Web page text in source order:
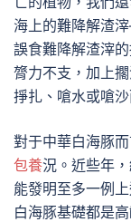
海上的難降解渣
誤食難降解渣滓
膂力不支，加上
掙扎、嗆水或嗆
對于中華白海豚
包養況。近些年
能發明至多一例
白海豚基礎都是